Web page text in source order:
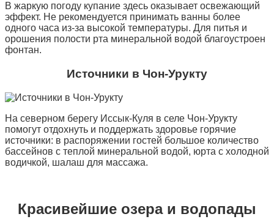
В жаркую погоду купание здесь оказывает освежающий
эффект. Не рекомендуется принимать ванны более
одного часа из-за высокой температуры. Для питья и
орошения полости рта минеральной водой благоустроен
фонтан.
Источники в Чон-Урукту
На северном берегу Иссык-Куля в селе Чон-Урукту
помогут отдохнуть и поддержать здоровье горячие
источники: в распоряжении гостей большое количество
бассейнов с теплой минеральной водой, юрта с холодной
водичкой, шалаш для массажа.
Красивейшие озера и водопады